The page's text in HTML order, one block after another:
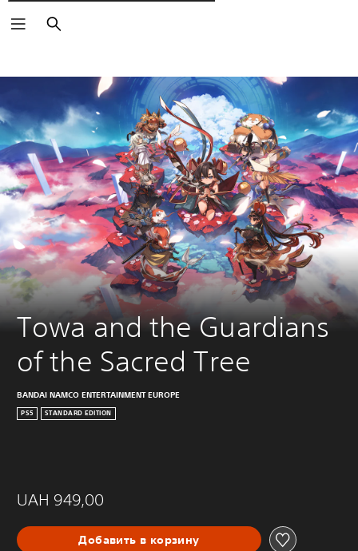
Поиск
Towa and the Guardians
of the Sacred Tree
BANDAI NAMCO ENTERTAINMENT EUROPE
PS5 STANDARD EDITION
UAH 949,00
Добавить в корзину